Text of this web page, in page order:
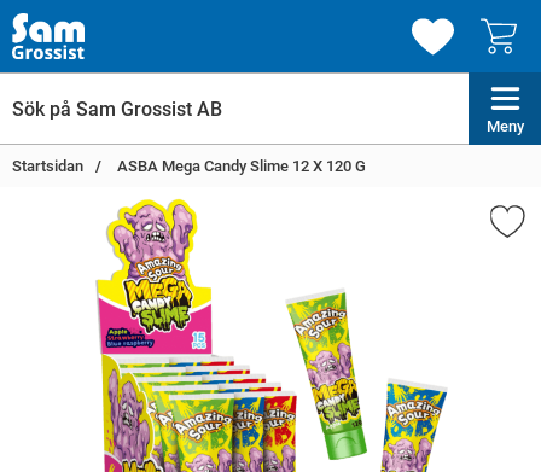
Meny
Startsidan ASBA Mega Candy Slime 12 X 120 G